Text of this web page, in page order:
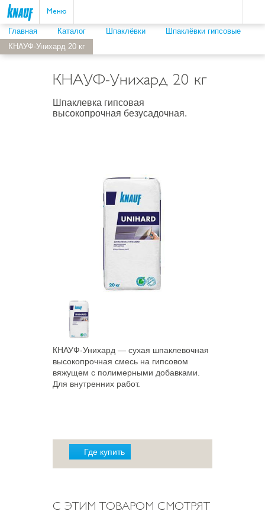
Меню
Главная Каталог Шпаклёвки
Шпаклёвки гипсовые
КНАУФ-Унихард 20 кг
КНАУФ-Унихард 20 кг
Шпаклевка гипсовая
высокопрочная безусадочная.
КНАУФ-Унихард — сухая шпаклевочная
высокопрочная смесь на гипсовом
вяжущем с полимерными добавками.
Для внутренних работ.
Где купить
С ЭТИМ ТОВАРОМ СМОТРЯТ